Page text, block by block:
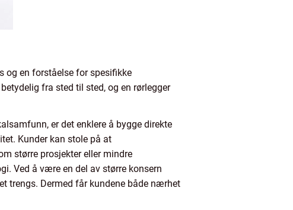
og en forståelse for spesifikke
fra sted til sted, og en rørlegger
er det enklere å bygge direkte
Kunder kan stole på at
større prosjekter eller mindre
Ved å være en del av større konsern
trengs. Dermed får kundene både nærhet